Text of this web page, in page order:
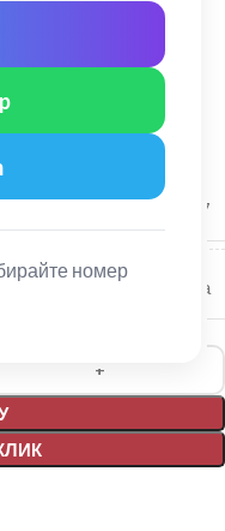
номер
120/87
Классика